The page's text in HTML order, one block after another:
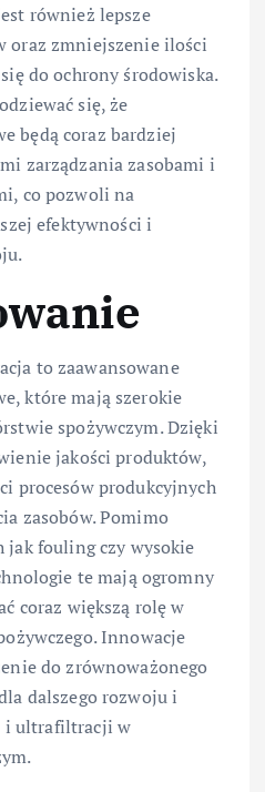
również lepsze
oraz zmniejszenie ilości
do ochrony środowiska.
się, że
będą coraz bardziej
zarządzania zasobami i
co pozwoli na
efektywności i
to zaawansowane
które mają szerokie
spożywczym. Dzięki
jakości produktów,
procesów produkcyjnych
zasobów. Pomimo
jak fouling czy wysokie
te mają ogromny
coraz większą rolę w
Innowacje
do zrównoważonego
dalszego rozwoju i
i ultrafiltracji w